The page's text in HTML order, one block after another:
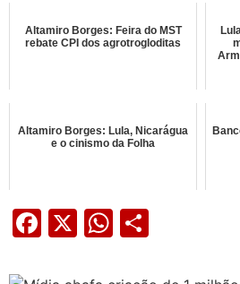
Altamiro Borges: Feira do MST
rebate CPI dos agrotrogloditas
Altamiro Borges: Lula, Nicarágua
e o cinismo da Folha
Facebook
X WhatsApp